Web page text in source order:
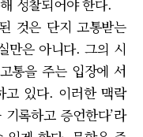
성찰되어야 한다.
것은 단지 고통받는
만은 아니다. 그의 시
통을 주는 입장에 서
고 있다. 이러한 맥락
록하고 증언한다’라